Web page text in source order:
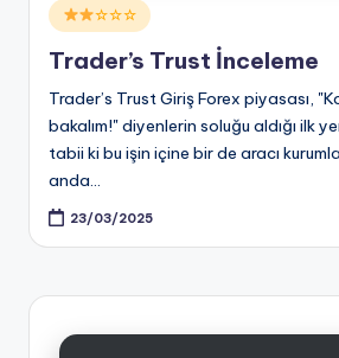
Posted
in
☆☆☆
Trader’s Trust İnceleme
Trader’s Trust Giriş Forex piyasası,
bakalım!" diyenlerin soluğu aldığı ilk
tabii ki bu işin içine bir de aracı
anda…
23/03/2025